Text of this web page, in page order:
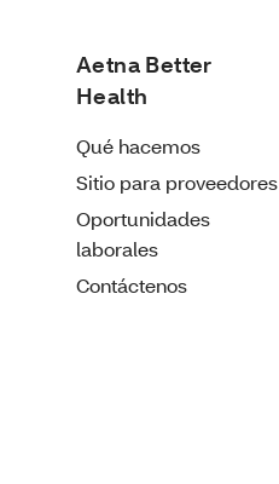
Aetna Better
Health
Qué hacemos
Sitio para proveedores
Oportunidades
laborales
Contáctenos